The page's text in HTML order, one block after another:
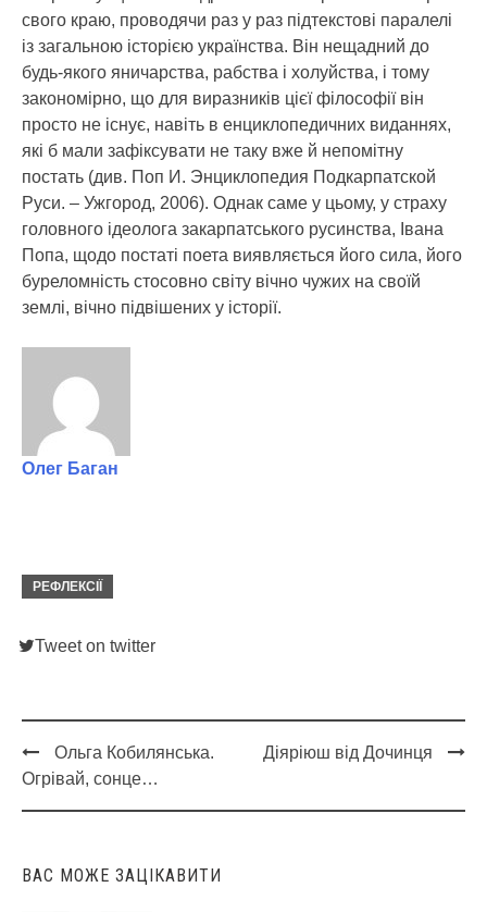
свого краю, проводячи раз у раз підтекстові паралелі
із загальною історією українства. Він нещадний до
будь-якого яничарства, рабства і холуйства, і тому
закономірно, що для виразників цієї філософії він
просто не існує, навіть в енциклопедичних виданнях,
які б мали зафіксувати не таку вже й непомітну
постать (див. Поп И. Энциклопедия Подкарпатской
Руси. – Ужгород, 2006). Однак саме у цьому, у страху
головного ідеолога закарпатського русинства, Івана
Попа, щодо постаті поета виявляється його сила, його
буреломність стосовно світу вічно чужих на своїй
землі, вічно підвішених у історії.
Олег Баган
РЕФЛЕКСІЇ
Tweet on twitter
Post
navigation
Ольга Кобилянська.
Огрівай, сонце…
Діяріюш від Дочинця
ВАС МОЖЕ ЗАЦІКАВИТИ